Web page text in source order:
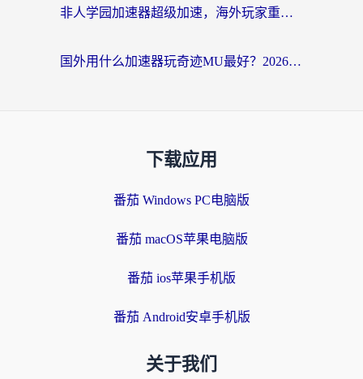
非人学园加速器超级加速，海外玩家重返国服的通行证
国外用什么加速器玩奇迹MU最好？2026海外玩家国服游戏加速全攻略
下载应用
番茄 Windows PC电脑版
番茄 macOS苹果电脑版
番茄 ios苹果手机版
番茄 Android安卓手机版
关于我们